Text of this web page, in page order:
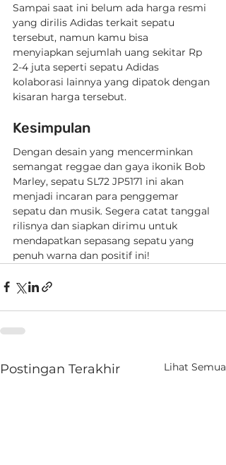
Sampai saat ini belum ada harga resmi
yang dirilis Adidas terkait sepatu
tersebut, namun kamu bisa
menyiapkan sejumlah uang sekitar Rp
2-4 juta seperti sepatu Adidas
kolaborasi lainnya yang dipatok dengan
kisaran harga tersebut.
Kesimpulan
Dengan desain yang mencerminkan
semangat reggae dan gaya ikonik Bob
Marley, sepatu SL72 JP5171 ini akan
menjadi incaran para penggemar
sepatu dan musik. Segera catat tanggal
rilisnya dan siapkan dirimu untuk
mendapatkan sepasang sepatu yang
penuh warna dan positif ini!
Postingan Terakhir Lihat Semua